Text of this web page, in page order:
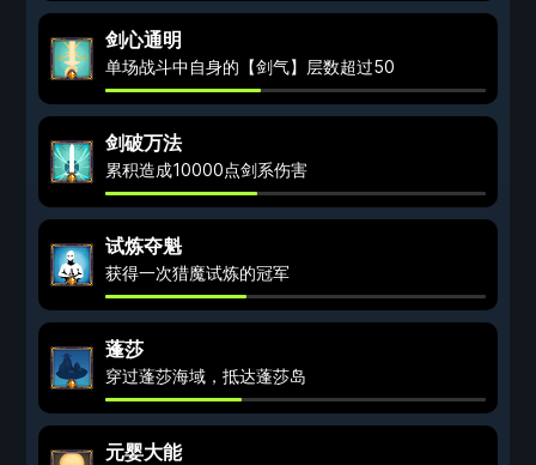
剑心通明
单场战斗中自身的【剑气】层数超过50
剑破万法
累积造成10000点剑系伤害
试炼夺魁
获得一次猎魔试炼的冠军
蓬莎
穿过蓬莎海域，抵达蓬莎岛
元婴大能